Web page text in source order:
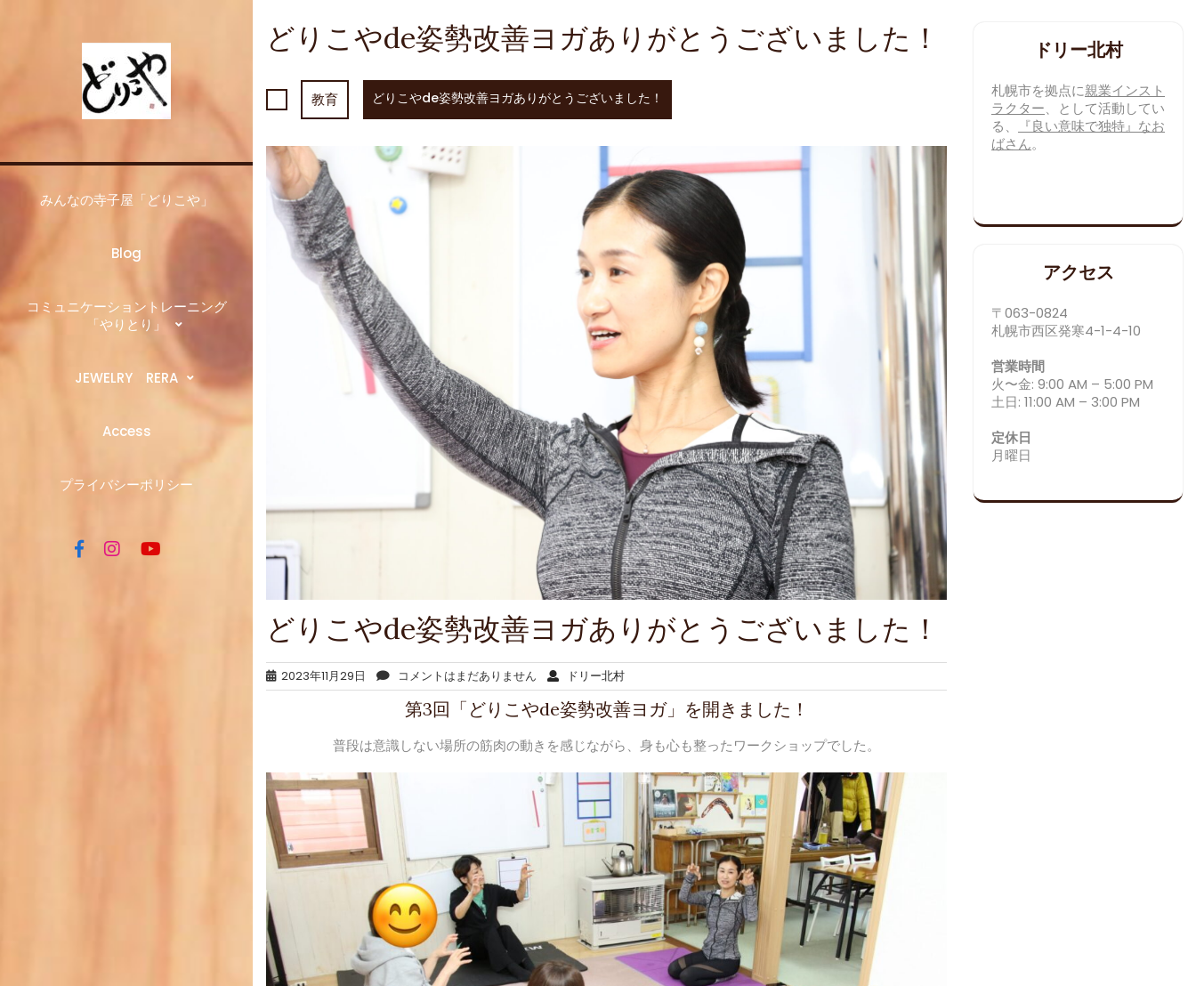
みんなの寺子屋「どりこや」
Blog
コミュニケーショントレーニング
「やりとり」
JEWELRY RERA
Access
プライバシーポリシー
どりこやde姿勢改善ヨガありがとうございました！
教育 どりこやde姿勢改善ヨガありがとうございました！
どりこやde姿勢改善ヨガありがとうございました！
2023年11月29日 コメントはまだありません ドリー北村
第3回「どりこやde姿勢改善ヨガ」を開きました！
普段は意識しない場所の筋肉の動きを感じながら、身も心も整ったワークショップでした。
ドリー北村
札幌市を拠点に親業インスト
ラクター、として活動してい
る、
『良い意味で独特』なお
ばさん。
アクセス
〒063-0824
札幌市西区発寒4-1-4-10
営業時間
火〜金: 9:00 AM – 5:00 PM
土日: 11:00 AM – 3:00 PM
定休日
月曜日